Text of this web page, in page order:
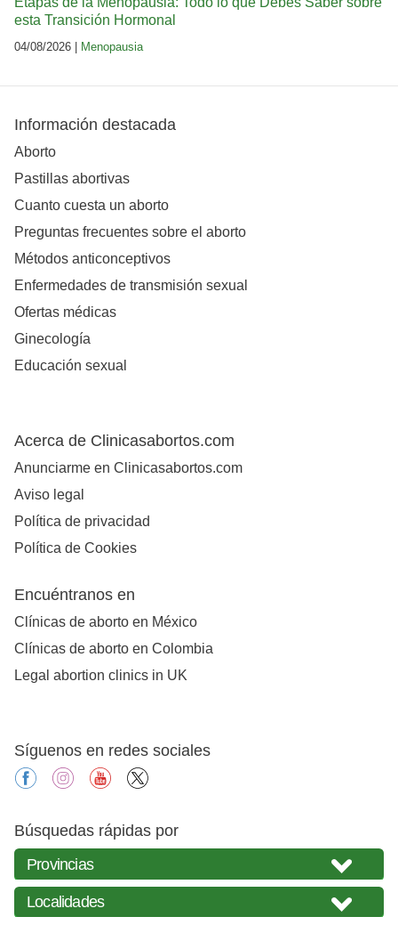
esta Transición Hormonal
04/08/2026 | Menopausia
Información destacada
Aborto
Pastillas abortivas
Cuanto cuesta un aborto
Preguntas frecuentes sobre el aborto
Métodos anticonceptivos
Enfermedades de transmisión sexual
Ofertas médicas
Ginecología
Educación sexual
Acerca de Clinicasabortos.com
Anunciarme en Clinicasabortos.com
Aviso legal
Política de privacidad
Política de Cookies
Encuéntranos en
Clínicas de aborto en México
Clínicas de aborto en Colombia
Legal abortion clinics in UK
Síguenos en redes sociales
facebookinstagramyoutube
Búsquedas rápidas por